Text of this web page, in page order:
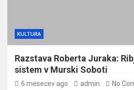
KULTURA
Razstava Roberta Juraka:
sistem v Murski Soboti
6 mesecev ago admin No